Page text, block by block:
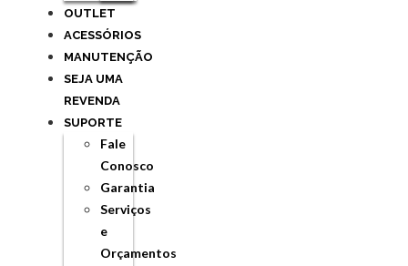
OUTLET
ACESSÓRIOS
MANUTENÇÃO
SEJA UMA
REVENDA
SUPORTE
Fale
Conosco
Garantia
Serviços
e
Orçamentos